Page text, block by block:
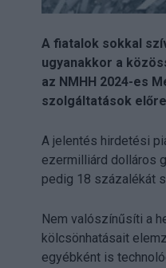
A fiatalok sokkal
ugyanakkor a
az NMHH 2024-es
szolgáltatások
A jelentés hirdetési
ezermilliárd dolláros
pedig 18 százalékát
Nem valószínűsíti a
kölcsönhatásait
egyébként is